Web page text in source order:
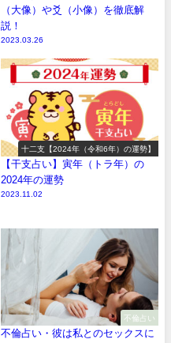
（大像）や爻（小像）を徹底解
説！
2023.03.26
十二支【2024年（令和6年）の運勢】
【干支占い】寅年（トラ年）の
2024年の運勢
2023.11.02
不倫占い
不倫占い・彼は私とのセックスに